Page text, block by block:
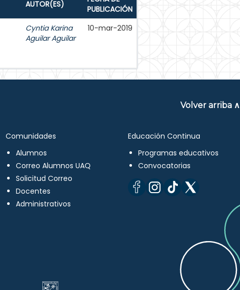
AUTOR(ES)
PUBLICACIÓN
Cyntia Karina
Aguilar Aguilar
10-mar-2019
Volver arriba ∧
Comunidades
Alumnos
Correo Alumnos UAQ
Solicitud Correo
Docentes
Administrativos
Educación Continua
Programas educativos
Convocatorias